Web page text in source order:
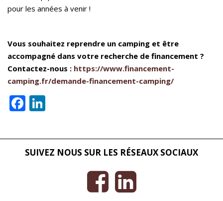
pour les années à venir !
Vous souhaitez reprendre un camping et être
accompagné dans votre recherche de financement ?
Contactez-nous : https://www.financement-
camping.fr/demande-financement-camping/
Facebook
SUIVEZ NOUS SUR LES RÉSEAUX SOCIAUX